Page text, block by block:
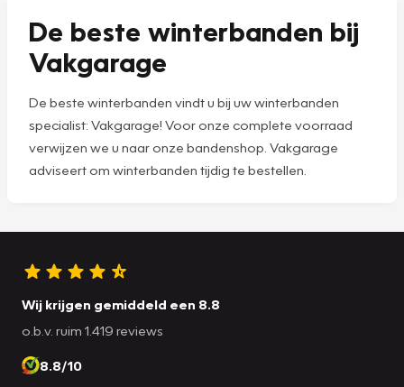
De beste winterbanden bij
Vakgarage
De beste winterbanden vindt u bij uw winterbanden
specialist: Vakgarage! Voor onze complete voorraad
verwijzen we u naar onze bandenshop. Vakgarage
adviseert om winterbanden tijdig te bestellen.
Wij krijgen gemiddeld een 8.8
o.b.v. ruim 1.419 reviews
8.8/10